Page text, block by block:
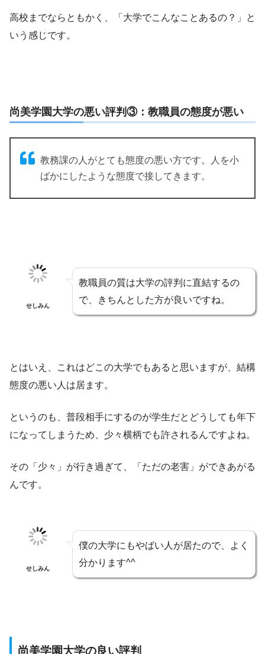
高校までならともかく、「大学でこんなことあるの？」と
いう感じです。
尚美学園大学の悪い評判③：教職員の態度が悪い
教務課の人がとても態度の悪い方です。人を小
ばかにしたような態度で接してきます。
せしみん
教職員の質は大学の評判に直結するの
で、きちんとした方が良いですね。
とはいえ、これはどこの大学でもあると思いますが、結構
態度の悪い人は居ます。
というのも、普段相手にするのが学生だとどうしても年下
になってしまうため、少々横柄でも許されるんですよね。
その「少々」が行き過ぎて、「ただの老害」ができあがる
んです。
せしみん
僕の大学にもやばい人が居たので、よく
分かります^^
尚美学園大学の良い評判